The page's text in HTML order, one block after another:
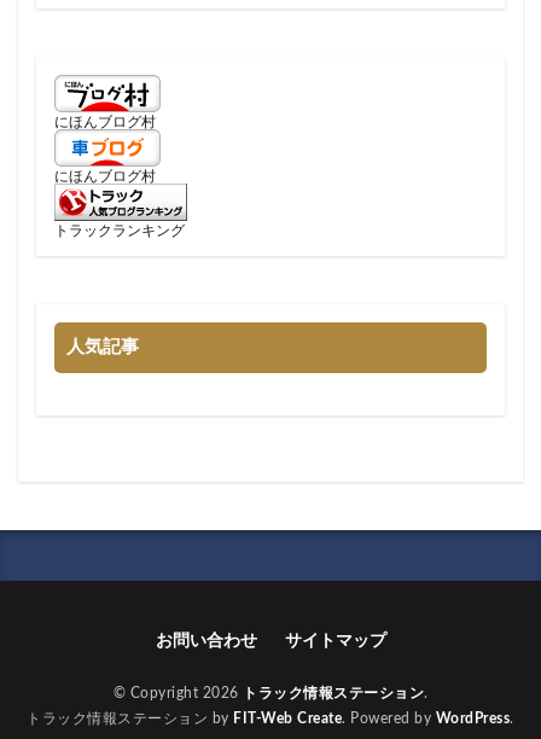
にほんブログ村
にほんブログ村
トラックランキング
人気記事
お問い合わせ サイトマップ
© Copyright 2026 トラック情報ステーション.
トラック情報ステーション by FIT-Web Create. Powered by WordPress.